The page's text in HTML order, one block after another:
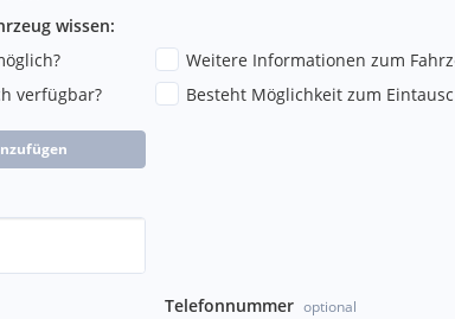
wissen:
Weitere Informationen zum
verfügbar?
Besteht Möglichkeit zum
Telefonnummer optional